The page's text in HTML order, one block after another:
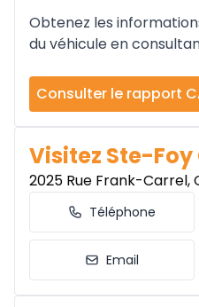
Obtenez les
du véhicule en
Consulter le rapport
Visitez Ste-
2025 Rue Frank-Carrel,
Téléphone
Email